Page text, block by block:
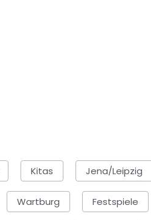
Kitas Jena/Leipzig
Wartburg Festspiele